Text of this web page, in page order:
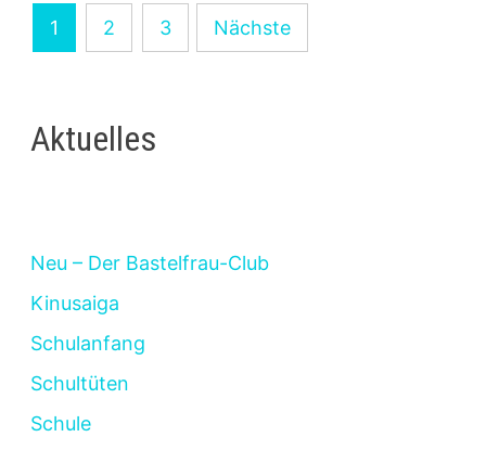
Seitennummerierung
der
1 2 3 Nächste
Aktuelles
Neu – Der Bastelfrau-Club
Kinusaiga
Schulanfang
Schultüten
Schule